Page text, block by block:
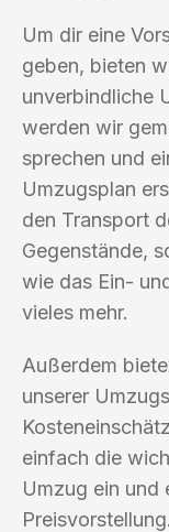
Um dir eine
geben, bieten
unverbindliche
werden wir
sprechen und
Umzugsplan
den Transport
Gegenstände,
wie das Ein-
vieles mehr.
Außerdem
unserer
einfach die
Umzug ein und